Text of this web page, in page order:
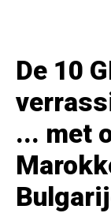
De 10
... met